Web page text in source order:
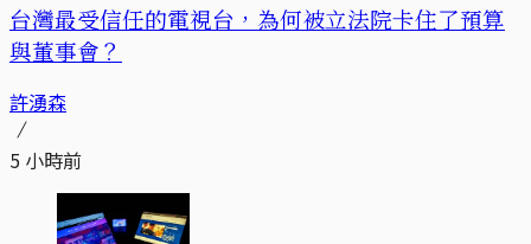
台灣最受信任的電視台，為何被立法院卡住了預算
與董事會？
許湧森
5 小時前